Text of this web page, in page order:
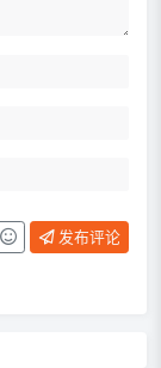
发布评论